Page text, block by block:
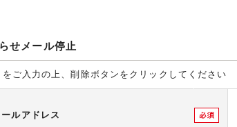
せメール停止
ご入力の上、削除ボタンをクリックしてください
ルアドレス